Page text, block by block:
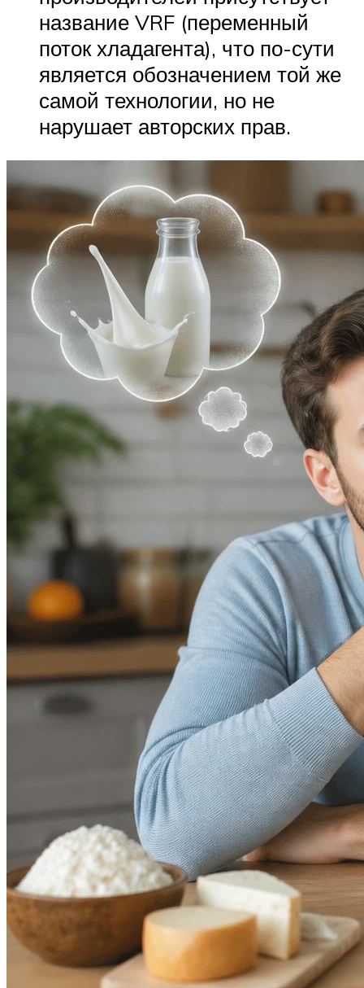
название VRF (переменный
поток хладагента), что по-сути
является обозначением той же
самой технологии, но не
нарушает авторских прав.